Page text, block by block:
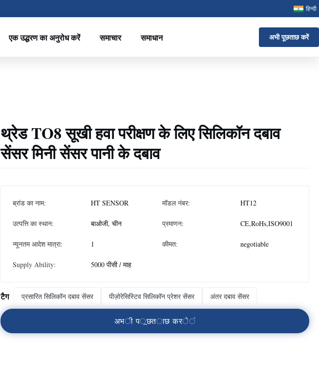
हिन्दी
एक उद्धरण का अनुरोध करें समाचार समाधान अभी पूछताछ करें
थ्रेड TO8 सूखी हवा परीक्षण के लिए सिलिकॉन दबाव
सेंसर मिनी सेंसर पानी के दबाव
ब्रांड का नाम: HT SENSOR मॉडल नंबर: HT12
उत्पत्ति का स्थान: बाओजी, चीन प्रमाणन: CE,RoHs,ISO9001
न्यूनतम आदेश मात्रा: 1 कीमत: negotiable
Supply Ability: 5000 पीसी / माह
टैग प्रसारित सिलिकॉन दबाव सेंसर पीज़ोरेसिस्टिव सिलिकॉन प्रेशर सेंसर अंतर दबाव सेंसर
अभी पूछताछ करें